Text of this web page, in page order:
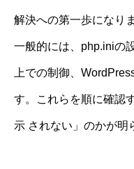
解決への第一歩になりま
一般的には、php.iniの
上での制御、
す。これらを順に確認
示 されない」のかが明